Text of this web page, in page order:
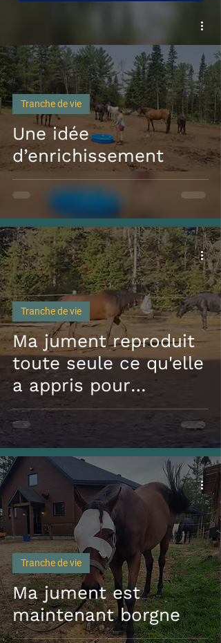
Une idée
d’enrichissement
Tranche de vie
Ma jument reproduit
toute seule ce qu'elle
a appris pour
s'apaiser
Tranche de vie
Ma jument est
maintenant borgne
Tranche de vie